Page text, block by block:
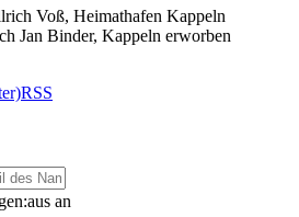
Voß, Heimathafen Kappeln
Jan Binder, Kappeln erworben
RSS
aus an